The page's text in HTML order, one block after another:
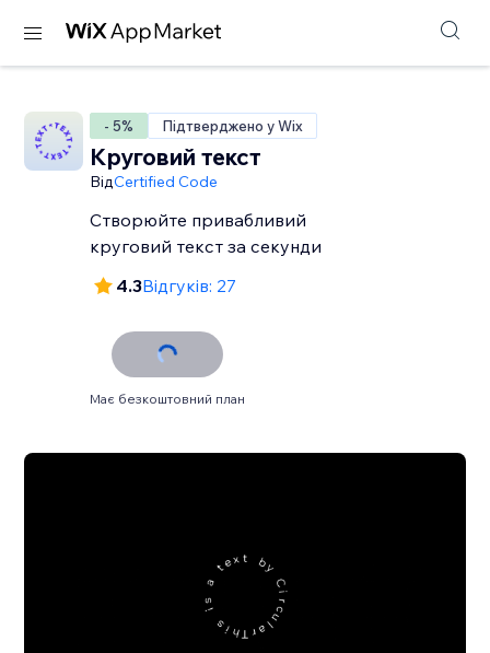
- 5% Підтверджено у Wix
Круговий текст
ВідCertified Code
Створюйте привабливий
круговий текст за секунди
4.3Відгуків: 27
Має безкоштовний план